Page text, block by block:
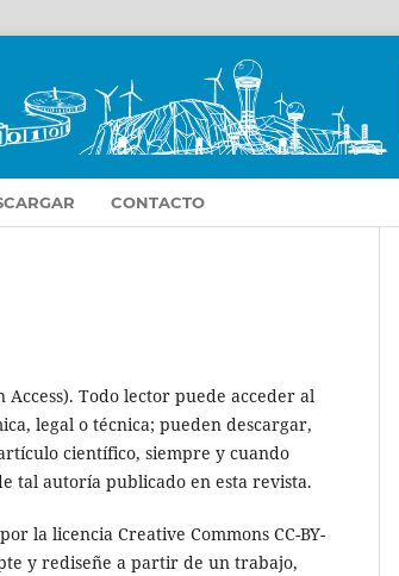
CONTACTO
Access). Todo lector puede acceder al
legal o técnica; pueden descargar,
científico, siempre y cuando
tal autoría publicado en esta revista.
la licencia Creative Commons CC-BY-
y rediseñe a partir de un trabajo,